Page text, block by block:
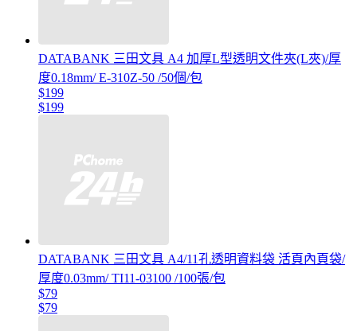
DATABANK 三田文具 A4 加厚L型透明文件夾(L夾)/厚
度0.18mm/ E-310Z-50 /50個/包
$199
$199
DATABANK 三田文具 A4/11孔透明資料袋 活頁內頁袋/
厚度0.03mm/ TI11-03100 /100張/包
$79
$79